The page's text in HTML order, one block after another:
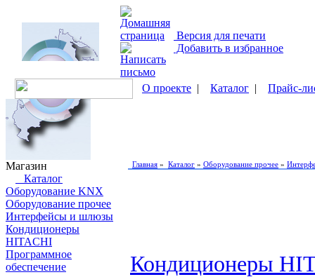
Версия для печати
Добавить в избранное
О проекте | Каталог | Прайс-
Магазин
Каталог
Оборудование KNX
Оборудование прочее
Интерфейсы и шлюзы
Кондиционеры
HITACHI
Программное
обеспечение
Главная » Каталог » Оборудование прочее »
Кондиционеры